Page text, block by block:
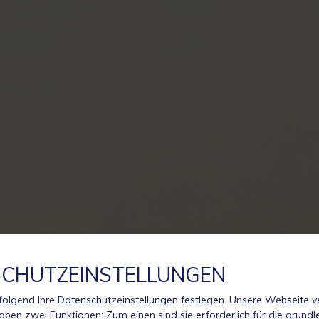
Ihre Datenschutzeinstellungen festlegen. Unsere Webseite
zwei Funktionen: Zum einen sind sie erforderlich für die